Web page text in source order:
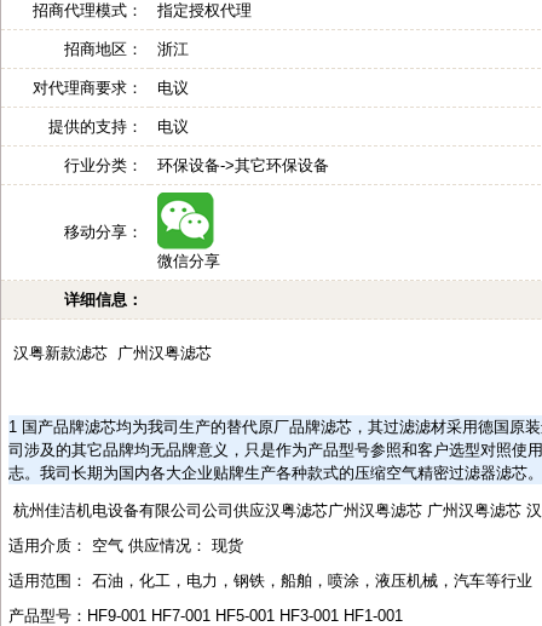
招商代理模式： 指定授权代理
招商地区： 浙江
对代理商要求： 电议
提供的支持： 电议
行业分类： 环保设备->其它环保设备
移动分享：
微信分享
详细信息：
汉粤新款滤芯 广州汉粤滤芯
1 国产品牌滤芯均为我司生产的替代原厂品牌滤芯，其过滤滤材采用德国原
司涉及的其它品牌均无品牌意义，只是作为产品型号参照和客户选型对照使
志。我司长期为国内各大企业贴牌生产各种款式的压缩空气精密过滤器滤芯
杭州佳洁机电设备有限公司公司供应汉粤滤芯广州汉粤滤芯 广州汉粤滤芯
适用介质：
空气 供应情况： 现货
适用范围： 石油，化工，电力，钢铁，船舶，喷涂，液压机械，汽车等行业
产品型号： HF9-001 HF7-001 HF5-001 HF3-001 HF1-001